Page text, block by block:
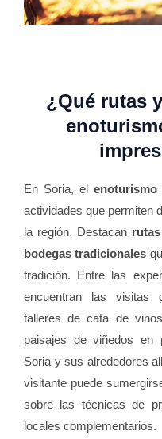
¿Qué rutas
En Soria, el enoturismo
actividades que permiten
la región. Destacan
bodegas tradicionales
tradición. Entre las
encuentran las visitas
talleres de cata de
paisajes de viñedos en
Soria y sus alrededores
visitante puede
sobre las técnicas de
locales complementarios.